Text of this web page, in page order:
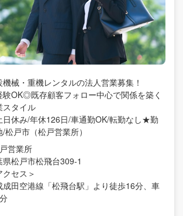
機械・重機レンタルの法人営業募集！
験OK◎既存顧客フォロー中心で関係を築く
スタイル
休み/年休126日/車通勤OK/転勤なし★勤
松戸市（松戸営業所）
営業所
県松戸市松飛台309-1
クセス＞
成田空港線「松飛台駅」より徒歩16分、車